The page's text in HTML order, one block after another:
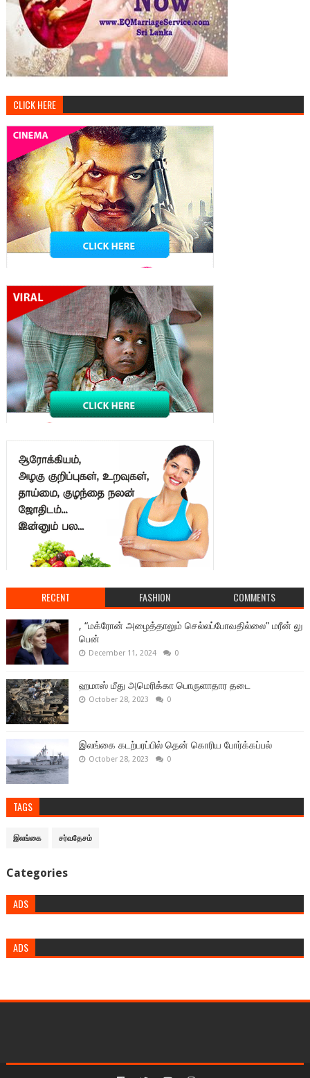
CLICK HERE
RECENT FASHION COMMENTS
, “மக்ரோன் அழைத்தாலும் செல்லப்போவதில்லை” மரீன் லு
பென்
December 11, 2024 0
ஹமாஸ் மீது அமெரிக்கா பொருளாதார தடை
October 28, 2023 0
இலங்கை கடற்பரப்பில் தென் கொரிய போர்க்கப்பல்
October 28, 2023 0
TAGS
இலங்கை சர்வதேசம்
Categories
ADS
ADS